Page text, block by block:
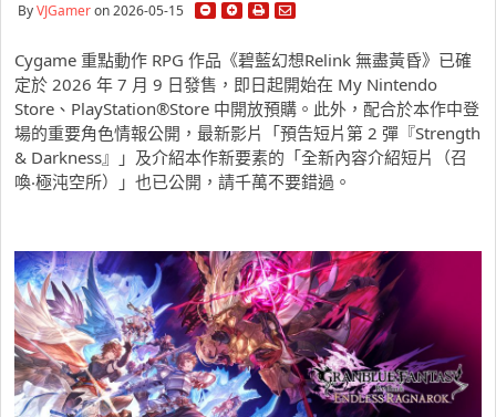
ByVJGameron 2026-05-15
Cygame 重點動作 RPG 作品《碧藍幻想Relink 無盡黃昏》已確
定於 2026 年 7 月 9 日發售，即日起開始在 My Nintendo
Store、PlayStation®Store 中開放預購。此外，配合於本作中登
場的重要角色情報公開，最新影片「預告短片第 2 彈『Strength
& Darkness』」及介紹本作新要素的「全新內容介紹短片（召
喚‧極沌空所）」也已公開，請千萬不要錯過。